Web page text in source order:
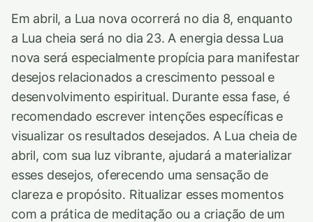
Em abril, a Lua nova ocorrerá no dia 8, enquanto
a Lua cheia será no dia 23. A energia dessa Lua
nova será especialmente propícia para manifestar
desejos relacionados a crescimento pessoal e
desenvolvimento espiritual. Durante essa fase, é
recomendado escrever intenções específicas e
visualizar os resultados desejados. A Lua cheia de
abril, com sua luz vibrante, ajudará a materializar
esses desejos, oferecendo uma sensação de
clareza e propósito. Ritualizar esses momentos
com a prática de meditação ou a criação de um